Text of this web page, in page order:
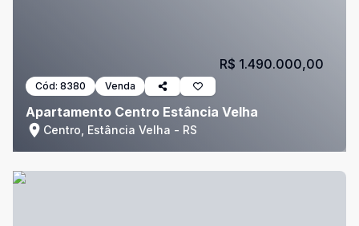
Cód: 8380 Venda
Apartamento Centro Estância Velha
Centro, Estância Velha - RS
R$ 1.490.000,00